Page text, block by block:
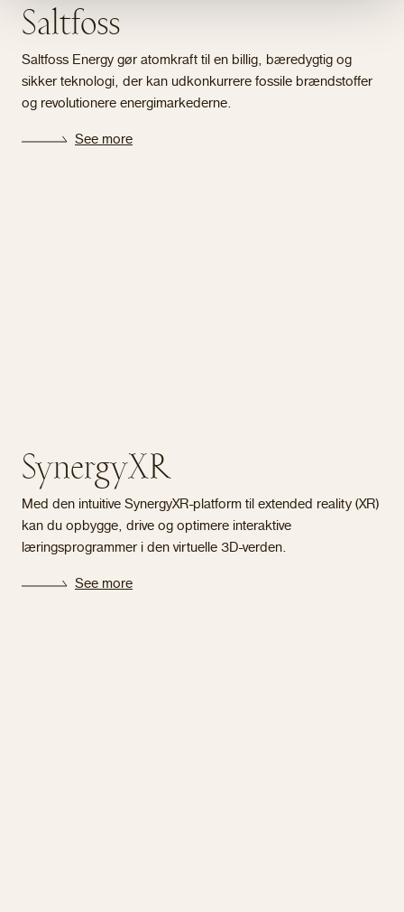
Saltfoss
Saltfoss Energy gør atomkraft til en billig, bæredygtig og
sikker teknologi, der kan udkonkurrere fossile brændstoffer
og revolutionere energimarkederne.
See more
SynergyXR
Med den intuitive SynergyXR-platform til extended reality (XR)
kan du opbygge, drive og optimere interaktive
læringsprogrammer i den virtuelle 3D-verden.
See more